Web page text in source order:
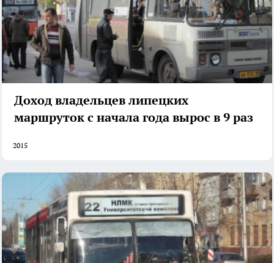
Доход владельцев липецких
маршруток с начала года вырос в 9 раз
2015